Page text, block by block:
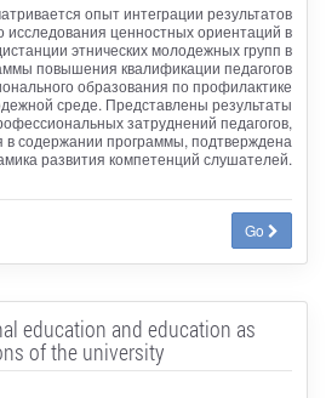
опыт интеграции результатов
исследования ценностных ориентаций в
этнических молодежных групп в
повышения квалификации педагогов
образования по профилактике
среде. Представлены результаты
затруднений педагогов,
содержании программы, подтверждена
развития компетенций слушателей.
Go
education and education as
of the university